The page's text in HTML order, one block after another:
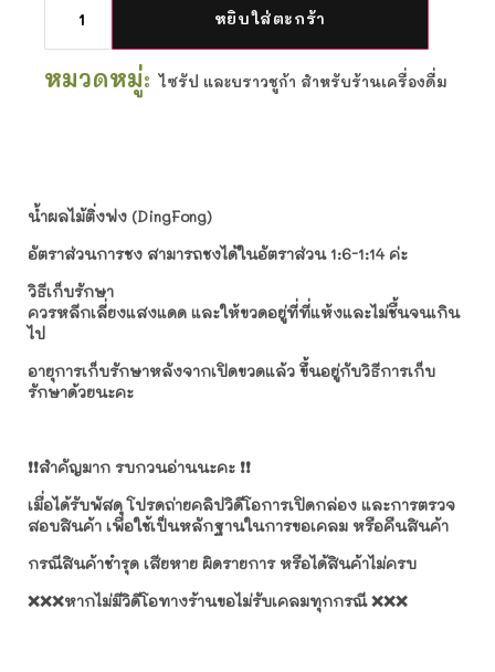
หยิบใส่ตะกร้า
หมวดหมู่:ไซรัป และบราวชูก้า สำหรับร้านเครื่องดื่ม
น้ำผลไม้ติ่งฟง (DingFong)
อัตราส่วนการชง สามารถชงได้ในอัตราส่วน 1:6-1:14 ค่ะ
วิธีเก็บรักษา
ควรหลีกเลี่ยงแสงแดด และให้ขวดอยู่ที่ที่แห้งและไม่ชื้นจนเกิน
ไป
อายุการเก็บรักษาหลังจากเปิดขวดแล้ว ขึ้นอยู่กับวิธีการเก็บ
รักษาด้วยนะคะ
❗️❗️สำคัญมาก รบกวนอ่านนะคะ ❗️❗️
เมื่อได้รับพัสดุ โปรดถ่ายคลิปวิดีโอการเปิดกล่อง และการตรวจ
สอบสินค้า เพื่อใช้เป็นหลักฐานในการขอเคลม หรือคืนสินค้า
กรณีสินค้าชำรุด เสียหาย ผิดรายการ หรือได้สินค้าไม่ครบ
❌❌❌หากไม่มีวิดีโอทางร้านขอไม่รับเคลมทุกกรณี ❌❌❌